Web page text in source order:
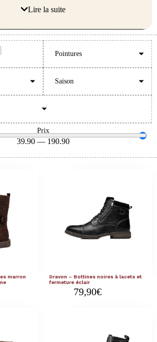
longues marches, vos city trips ou vos
Lire la suite
Pointures
Saison
Prix
39.90 — 190.90
marron
Dravon – Bottines noires à lacets et
fermeture éclair
79,90€